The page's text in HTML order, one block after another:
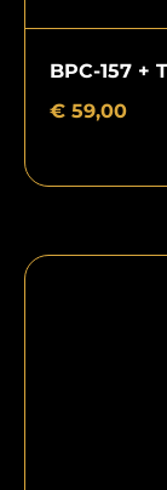
BPC-157 +
€ 59,00